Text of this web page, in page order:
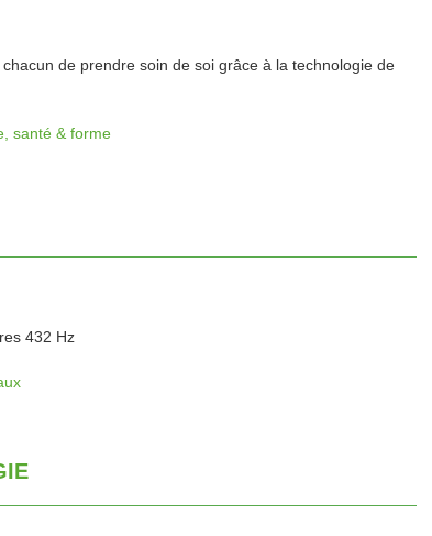
de prendre soin de soi grâce à la technologie de
santé & forme
432 Hz